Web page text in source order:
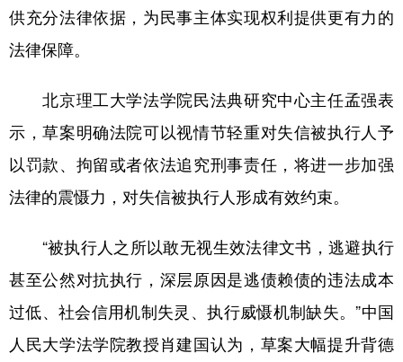
供充分法律依据，为民事主体实现权利提供更有力的
法律保障。
北京理工大学法学院民法典研究中心主任孟强表
示，草案明确法院可以视情节轻重对失信被执行人予
以罚款、拘留或者依法追究刑事责任，将进一步加强
法律的震慑力，对失信被执行人形成有效约束。
“被执行人之所以敢无视生效法律文书，逃避执行
甚至公然对抗执行，深层原因是逃债赖债的违法成本
过低、社会信用机制失灵、执行威慑机制缺失。”中国
人民大学法学院教授肖建国认为，草案大幅提升背德